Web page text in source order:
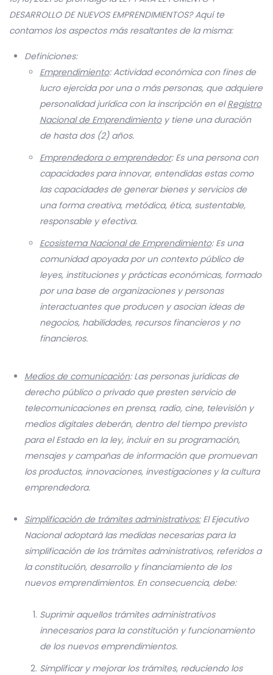
DESARROLLO DE NUEVOS EMPRENDIMIENTOS? Aquí te
contamos los aspectos más resaltantes de la misma:
Definiciones:
Emprendimiento: Actividad económica con fines de
lucro ejercida por una o más personas, que adquiere
personalidad jurídica con la inscripción en elRegistro
Nacional de Emprendimientoy tiene una duración
de hasta dos (2) años.
Emprendedora o emprendedor: Es una persona con
capacidades para innovar, entendidas estas como
las capacidades de generar bienes y servicios de
una forma creativa, metódica, ética, sustentable,
responsable y efectiva.
Ecosistema Nacional de Emprendimiento: Es una
comunidad apoyada por un contexto público de
leyes, instituciones y prácticas económicas, formado
por una base de organizaciones y personas
interactuantes que producen y asocian ideas de
negocios, habilidades, recursos financieros y no
financieros.
Medios de comunicación: Las personas jurídicas de
derecho público o privado que presten servicio de
telecomunicaciones en prensa, radio, cine, televisión y
medios digitales deberán, dentro del tiempo previsto
para el Estado en la ley, incluir en su programación,
mensajes y campañas de información que promuevan
los productos, innovaciones, investigaciones y la cultura
emprendedora.
Simplificación de trámites administrativos:El Ejecutivo
Nacional adoptará las medidas necesarias para la
simplificación de los trámites administrativos, referidos a
la constitución, desarrollo y financiamiento de los
nuevos emprendimientos. En consecuencia, debe:
Suprimir aquellos trámites administrativos
innecesarios para la constitución y funcionamiento
de los nuevos emprendimientos.
Simplificar y mejorar los trámites, reduciendo los